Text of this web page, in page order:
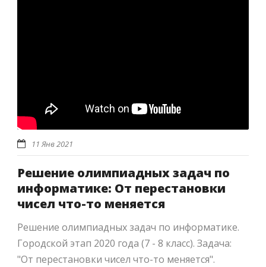
11 Янв 2021
Решение олимпиадных задач по
информатике: От перестановки
чисел что-то меняется
Решение олимпиадных задач по информатике.
Городской этап 2020 года (7 - 8 класс). Задача:
"От перестановки чисел что-то меняется".